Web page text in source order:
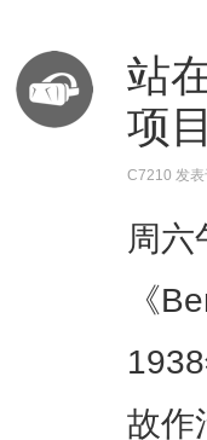
站
项
C7210 发
周六
《
故作